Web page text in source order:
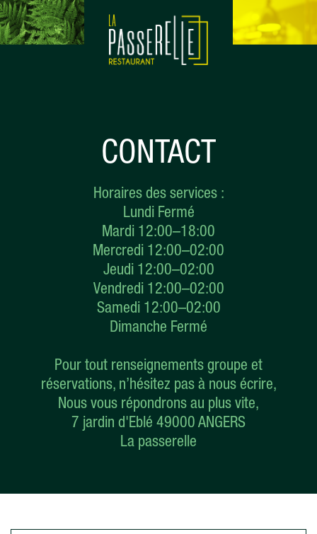
CONTACT
Horaires des services :
Lundi Fermé
Mardi 12:00–18:00
Mercredi 12:00–02:00
Jeudi 12:00–02:00
Vendredi 12:00–02:00
Samedi 12:00–02:00
Dimanche Fermé
Pour tout renseignements groupe et
réservations, n’hésitez pas à nous écrire,
Nous vous répondrons au plus vite,
7 jardin d'Eblé 49000 ANGERS
La passerelle